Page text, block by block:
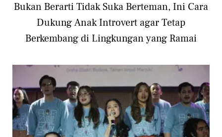
Bukan Berarti Tidak Suka Berteman, Ini Cara
Dukung Anak Introvert agar Tetap
Berkembang di Lingkungan yang Ramai